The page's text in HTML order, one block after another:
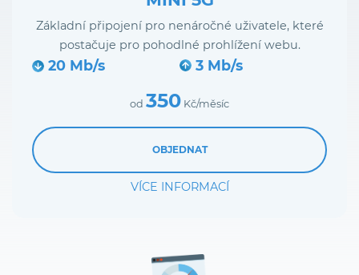
Základní připojení pro nenáročné uživatele, které
postačuje pro pohodlné prohlížení webu.
20 Mb/s 3 Mb/s
od 350 Kč/měsíc
OBJEDNAT
VÍCE INFORMACÍ